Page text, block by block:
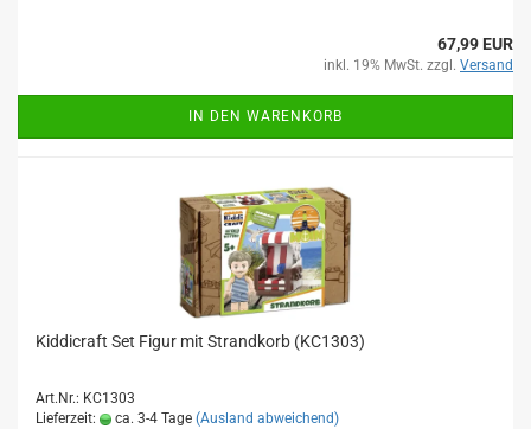
67,99 EUR
inkl. 19% MwSt. zzgl. Versand
IN DEN WARENKORB
Kiddicraft Set Figur mit Strandkorb (KC1303)
Art.Nr.: KC1303
Lieferzeit:
ca. 3-4 Tage (Ausland abweichend)